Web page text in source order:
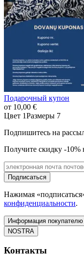
Подарочный купон
от 10,00 €
Цвет 1Размеры 7
Подпишитесь на
Получите скидку -10%
Подписаться
Нажимая
конфиденциальности.
Информация покупателю
NOSTRA
Контакты